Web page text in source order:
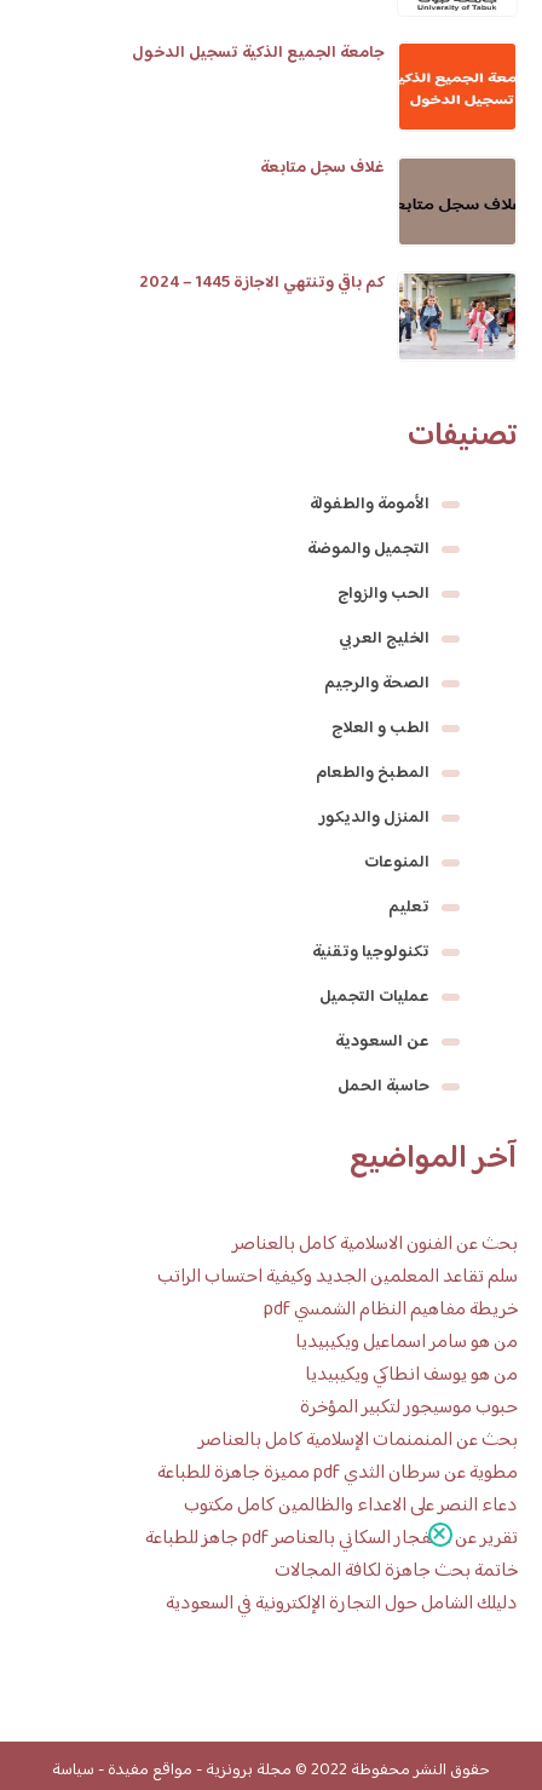
جامعة الجميع الذكية تسجيل الدخول
غلاف سجل متابعة
كم باقي وتنتهي الاجازة 1445 – 2024
تصنيفات
الأمومة والطفولة
التجميل والموضة
الحب والزواج
الخليج العربي
الصحة والرجيم
الطب و العلاج
المطبخ والطعام
المنزل والديكور
المنوعات
تعليم
تكنولوجيا وتقنية
عمليات التجميل
عن السعودية
حاسبة الحمل
آخر المواضيع
بحث عن الفنون الاسلامية كامل بالعناصر
سلم تقاعد المعلمين الجديد وكيفية احتساب الراتب
خريطة مفاهيم النظام الشمسي pdf
من هو سامر اسماعيل ويكيبيديا
من هو يوسف انطاكي ويكيبيديا
حبوب موسيجور لتكبير المؤخرة
بحث عن المنمنمات الإسلامية كامل بالعناصر
مطوية عن سرطان الثدي pdf مميزة جاهزة للطباعة
دعاء النصر على الاعداء والظالمين كامل مكتوب
تقرير عن الانفجار السكاني بالعناصر pdf جاهز للطباعة
خاتمة بحث جاهزة لكافة المجالات
دليلك الشامل حول التجارة الإلكترونية في السعودية
حقوق النشر محفوظة 2022 © مجلة برونزية-مواقع مفيدة-سياسة